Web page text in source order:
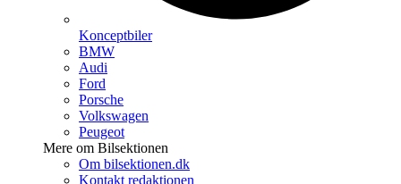
Konceptbiler
BMW
Audi
Ford
Porsche
Volkswagen
Peugeot
Mere om Bilsektionen
Om bilsektionen.dk
Kontakt redaktionen